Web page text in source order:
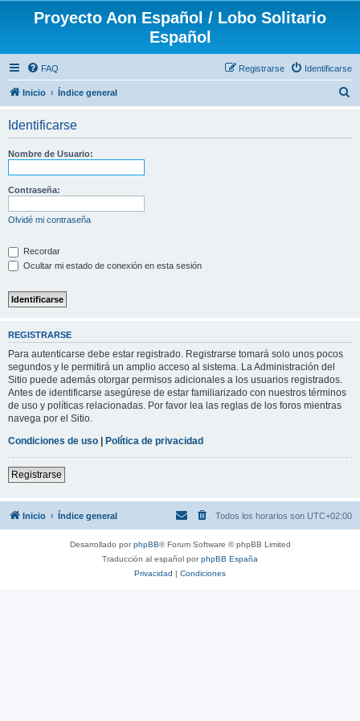
Proyecto Aon Español / Lobo Solitario
Español
FAQ Identificarse
Registrarse
Inicio Índice general
Identificarse
Nombre de Usuario:
Contraseña:
Olvidé mi contraseña
Recordar
Ocultar mi estado de conexión en esta sesión
REGISTRARSE
Para autenticarse debe estar registrado. Registrarse tomará solo unos pocos
segundos y le permitirá un amplio acceso al sistema. La Administración del
Sitio puede además otorgar permisos adicionales a los usuarios registrados.
Antes de identificarse asegúrese de estar familiarizado con nuestros términos
de uso y políticas relacionadas. Por favor lea las reglas de los foros mientras
navega por el Sitio.
Condiciones de uso | Política de privacidad
Registrarse
Inicio Índice general Todos los horarios son UTC+02:00
Desarrollado porphpBB® Forum Software © phpBB Limited
Traducción al español porphpBB España
Privacidad | Condiciones